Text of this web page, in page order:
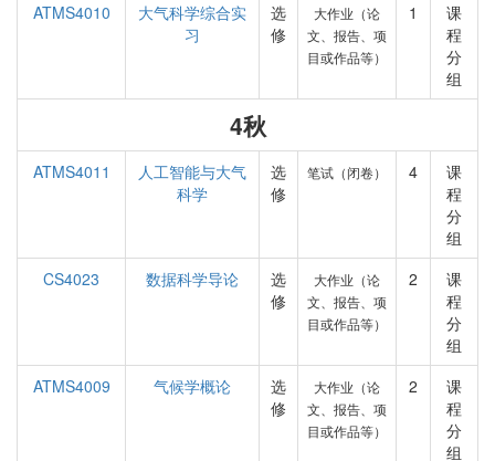
ATMS4010
大气科学综合实
习
选
修
大作业（论
文、报告、项
目或作品等）
1
课
程
分
组
4秋
ATMS4011
人工智能与大气
科学
选
修
笔试（闭卷） 4
课
程
分
组
CS4023
数据科学导论
选
修
大作业（论
文、报告、项
目或作品等）
2
课
程
分
组
ATMS4009
气候学概论
选
修
大作业（论
文、报告、项
目或作品等）
2
课
程
分
组